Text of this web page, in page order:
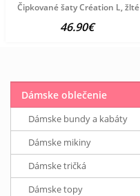
Čipkované šaty Création L, žlté
46.90€
Dámske oblečenie
Dámske bundy a kabáty
Dámske mikiny
Dámske tričká
Dámske topy